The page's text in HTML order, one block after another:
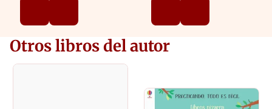
Otros libros del autor